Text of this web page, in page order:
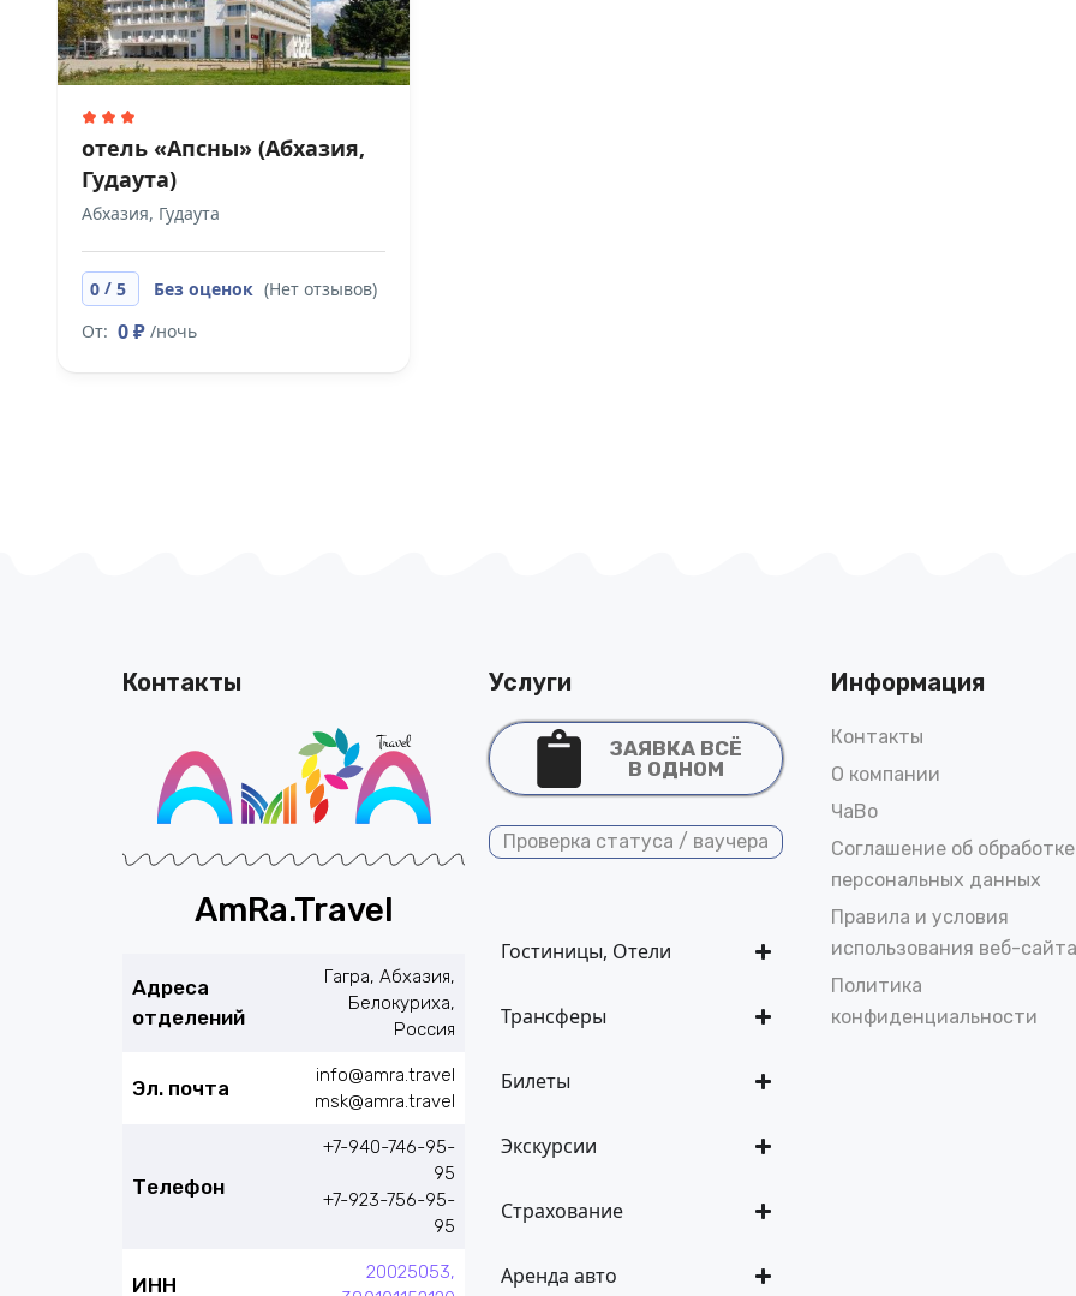
отель «Апсны» (Абхазия,
Гудаута)
Абхазия, Гудаута
0 / 5 Без оценок (Нет отзывов)
От: 0 ₽ /ночь
Контакты
AmRa.Travel
Адреса
отделений
Гагра, Абхазия,
Белокуриха,
Россия
Эл. почта
info@amra.travel
msk@amra.travel
Телефон
+7-940-746-95-
95
+7-923-756-95-
95
ИНН
20025053,
Услуги
ЗАЯВКА ВСЁ
В ОДНОМ
Проверка статуса / ваучера
Гостиницы, Отели
Трансферы
Билеты
Экскурсии
Страхование
Аренда авто
Информация
Контакты
О компании
ЧаВо
Соглашение об обработке
персональных данных
Правила и условия
использования веб-сайта
Политика
конфиденциальности